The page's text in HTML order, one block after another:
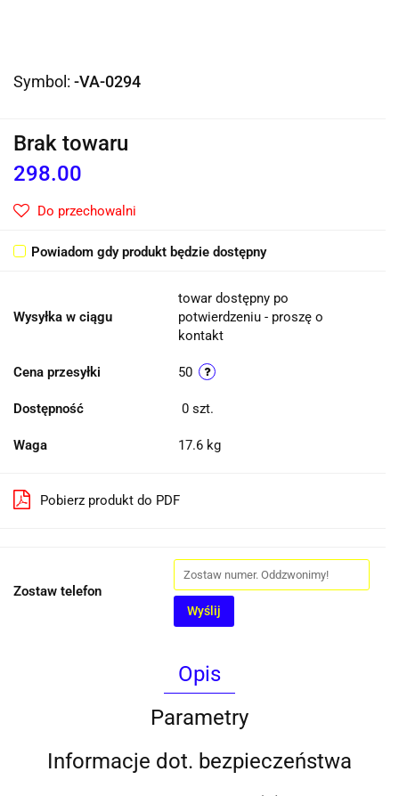
Symbol: -VA-0294
Brak towaru
298.00
Do przechowalni
Powiadom gdy produkt będzie dostępny
Wysyłka w ciągu
towar dostępny po
potwierdzeniu - proszę o
kontakt
Cena przesyłki 50
Dostępność 0 szt.
Waga 17.6 kg
Pobierz produkt do PDF
Zostaw telefon
Wyślij
Opis
Parametry
Informacje dot. bezpieczeństwa